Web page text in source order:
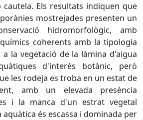
Els resultats indiquen que
mostrejades presenten un
hidromorfològic, amb
coherents amb la tipologia
a la vegetació de la làmina d'aigua
d'interès botànic, però
les rodeja es troba en un estat de
amb un elevada presència
i la manca d'un estrat vegetal
és escassa i dominada per